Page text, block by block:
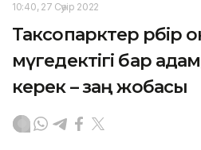
10:40, 27 Сәуір 2022
Таксопарктер әрбір
мүгедектігі бар
керек – заң жобасы